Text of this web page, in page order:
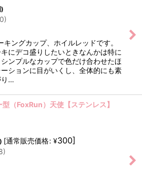
)
キングカップ、ホイルレッドです。
にデコ盛りしたいときなんかは特に
ンプルなカップで色だけ合わせたほ
ションに目がいくし、全体的にも素
り…
型（FoxRun）天使【ステンレス】
[通常販売価格: ¥300]
)